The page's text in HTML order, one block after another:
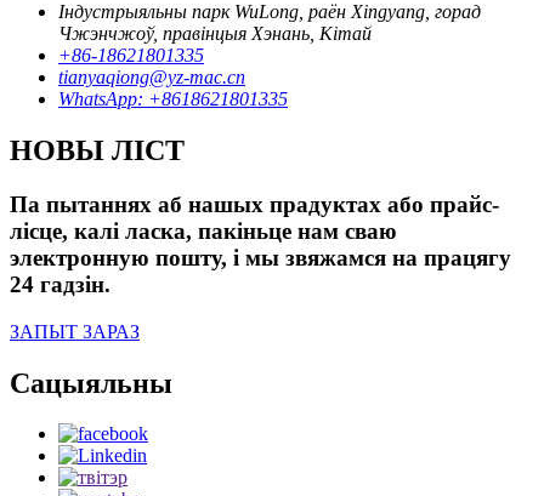
Індустрыяльны парк WuLong, раён Xingyang, горад
Чжэнчжоў, правінцыя Хэнань, Кітай
+86-18621801335
tianyaqiong@yz-mac.cn
WhatsApp: +8618621801335
НОВЫ ЛІСТ
Па пытаннях аб нашых прадуктах або прайс-
лісце, калі ласка, пакіньце нам сваю
электронную пошту, і мы звяжамся на працягу
24 гадзін.
ЗАПЫТ ЗАРАЗ
Сацыяльны